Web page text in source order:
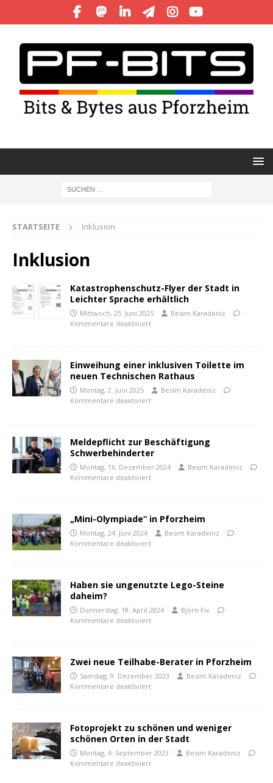
STARTSEITE Inklusion
Inklusion
Katastrophenschutz-Flyer der Stadt in
Leichter Sprache erhältlich
Mittwoch, 25. Juni 2025
Besim Karadeniz
Kommentare deaktiviert
Einweihung einer inklusiven Toilette im
neuen Technischen Rathaus
Montag, 2. Juni 2025
Besim Karadeniz
Kommentare deaktiviert
Meldepflicht zur Beschäftigung
Schwerbehinderter
Montag, 16. Dezember 2024
Besim Karadeniz
Kommentare deaktiviert
„Mini-Olympiade“ in Pforzheim
Montag, 24. Juni 2024
Besim Karadeniz
Kommentare deaktiviert
Haben sie ungenutzte Lego-Steine
daheim?
Donnerstag, 18. April 2024
Björn Fix
Kommentare deaktiviert
Zwei neue Teilhabe-Berater in Pforzheim
Samstag, 9. Dezember 2023
Besim Karadeniz
Kommentare deaktiviert
Fotoprojekt zu schönen und weniger
schönen Orten in der Stadt
Montag, 4. September 2023
Besim Karadeniz
Kommentare deaktiviert